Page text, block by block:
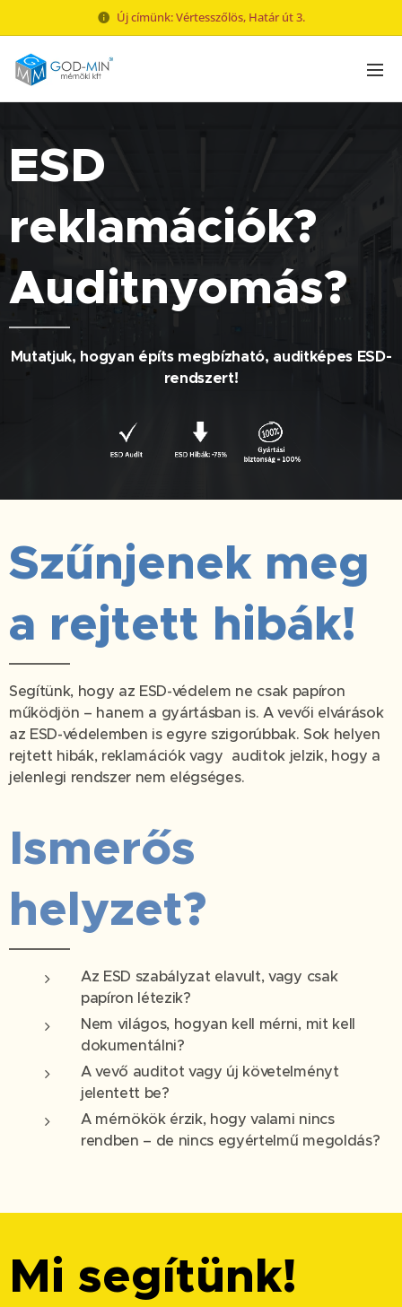
Új címünk: Vértesszőlös, Határ út 3.
ESD
reklamációk?
Auditnyomás?
Mutatjuk, hogyan építs megbízható, auditképes ESD-
rendszert!
Szűnjenek meg
a rejtett hibák!
Segítünk, hogy az ESD-védelem ne csak papíron
működjön – hanem a gyártásban is. A vevői elvárások
az ESD-védelemben is egyre szigorúbbak. Sok helyen
rejtett hibák, reklamációk vagy auditok jelzik, hogy a
jelenlegi rendszer nem elégséges.
Ismerős
helyzet?
Az ESD szabályzat elavult, vagy csak
papíron létezik?
Nem világos, hogyan kell mérni, mit kell
dokumentálni?
A vevő auditot vagy új követelményt
jelentett be?
A mérnökök érzik, hogy valami nincs
rendben – de nincs egyértelmű megoldás?
Mi segítünk!